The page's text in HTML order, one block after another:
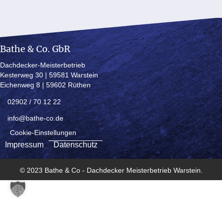
Bathe & Co. GbR
Dachdecker-Meisterbetrieb
Kesterweg 30 | 59581 Warstein
Eichenweg 8 | 59602 Rüthen
02902 / 70 12 22
info@bathe-co.de
Cookie-Einstellungen
Impressum Datenschutz
© 2023 Bathe & Co - Dachdecker Meisterbetrieb Warstein.